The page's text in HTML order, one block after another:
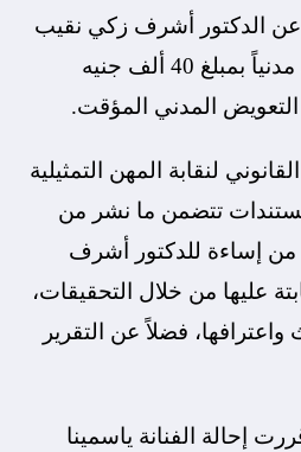
عن الدكتور أشرف زكي نقيب
المهن التمثيلية، وادعى مدنياً بمبلغ 40 ألف جنيه
المدني المؤقت.
لنقابة المهن التمثيلية
تتضمن ما نشر من
من إساءة للدكتور أشرف
عليها من خلال التحقيقات،
فضلاً عن التقرير
إحالة الفنانة ياسمينا